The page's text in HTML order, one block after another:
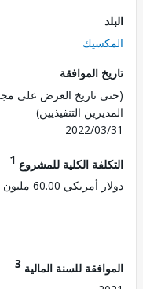
الموافقة
تاريخ العرض على مجلس
التنفيذيين)
2022/
الكلية للمشروع1
60.00 مليون
للسنة المالية3